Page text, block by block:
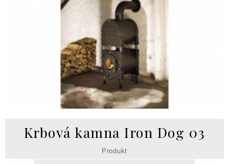
Krbová kamna Iron Dog 03
Produkt